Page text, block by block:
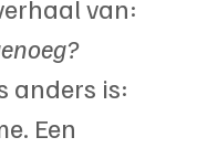
van:
anders is:
Een